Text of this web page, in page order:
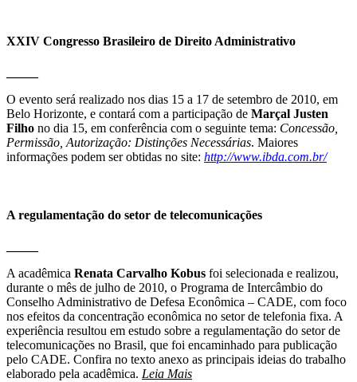
XXIV Congresso Brasileiro de Direito Administrativo
O evento será realizado nos dias 15 a 17 de setembro de 2010, em
Belo Horizonte, e contará com a participação de Marçal Justen
Filho no dia 15, em conferência com o seguinte tema: Concessão,
Permissão, Autorização: Distinções Necessárias. Maiores
informações podem ser obtidas no site: http://www.ibda.com.br/
A regulamentação do setor de telecomunicações
A acadêmica Renata Carvalho Kobus foi selecionada e realizou,
durante o mês de julho de 2010, o Programa de Intercâmbio do
Conselho Administrativo de Defesa Econômica – CADE, com foco
nos efeitos da concentração econômica no setor de telefonia fixa. A
experiência resultou em estudo sobre a regulamentação do setor de
telecomunicações no Brasil, que foi encaminhado para publicação
pelo CADE. Confira no texto anexo as principais ideias do trabalho
elaborado pela acadêmica. Leia Mais